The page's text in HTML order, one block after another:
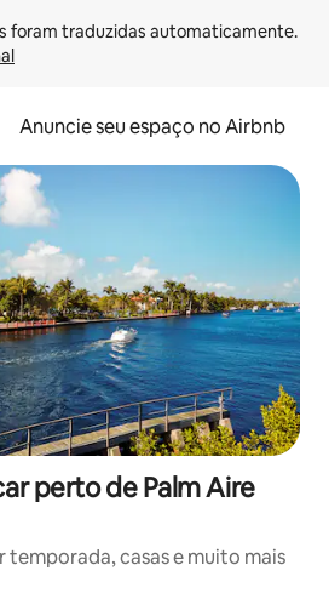
Anuncie seu espaço no Airbnb
perto de Palm Aire
temporada, casas e muito mais